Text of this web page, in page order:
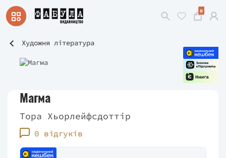
0
Художня література
Магма
Тора Хьорлейфсдоттір
0 відгуків